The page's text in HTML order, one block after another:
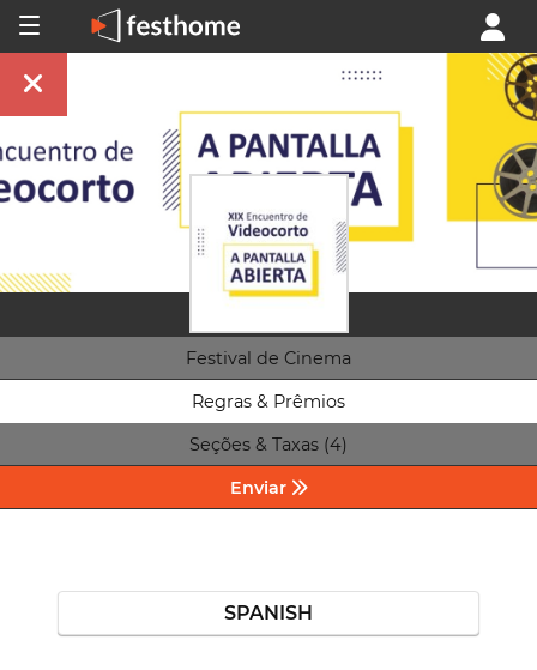
Festival de Cinema
Regras & Prêmios
Seções & Taxas (4)
Enviar
SPANISH